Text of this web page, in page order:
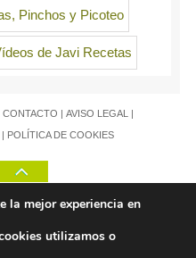
Pinchos y Picoteo
de Javi Recetas
CONTACTO | AVISO LEGAL
|
| POLÍTICA DE COOKIES
la mejor experiencia en
utilizamos o